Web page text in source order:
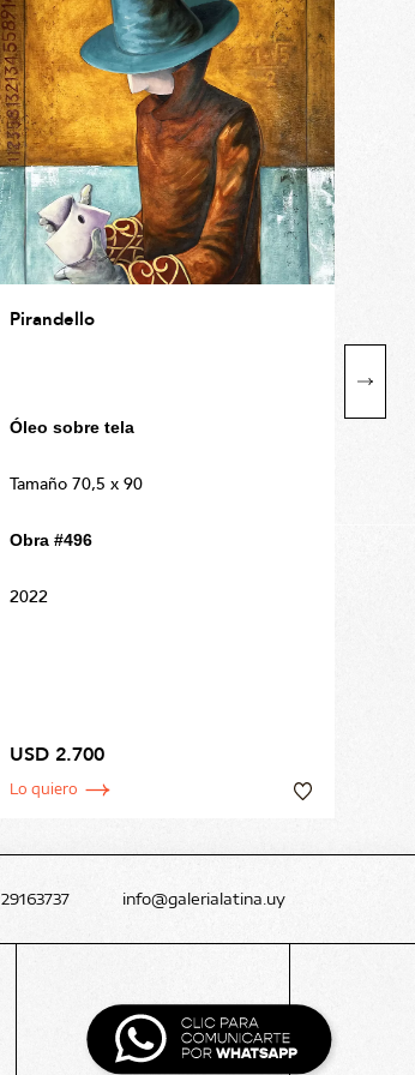
Pirandello
Óleo sobre tela
Tamaño 70,5 x 90
Obra #496
2022
USD 2.700
Lo quiero
29163737 info@galerialatina.uy
BLOG